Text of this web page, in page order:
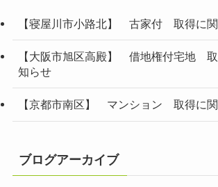
【寝屋川市小路北】 古家付 取得に
【大阪市旭区高殿】 借地権付宅地
知らせ
【京都市南区】 マンション 取得に
ブログアーカイブ